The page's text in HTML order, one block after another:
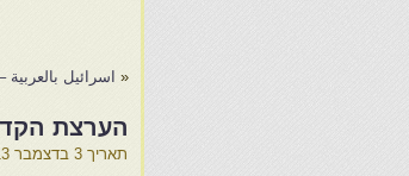
« اسرائيل
הערצת
תאריך 3 בדצמבר 2013